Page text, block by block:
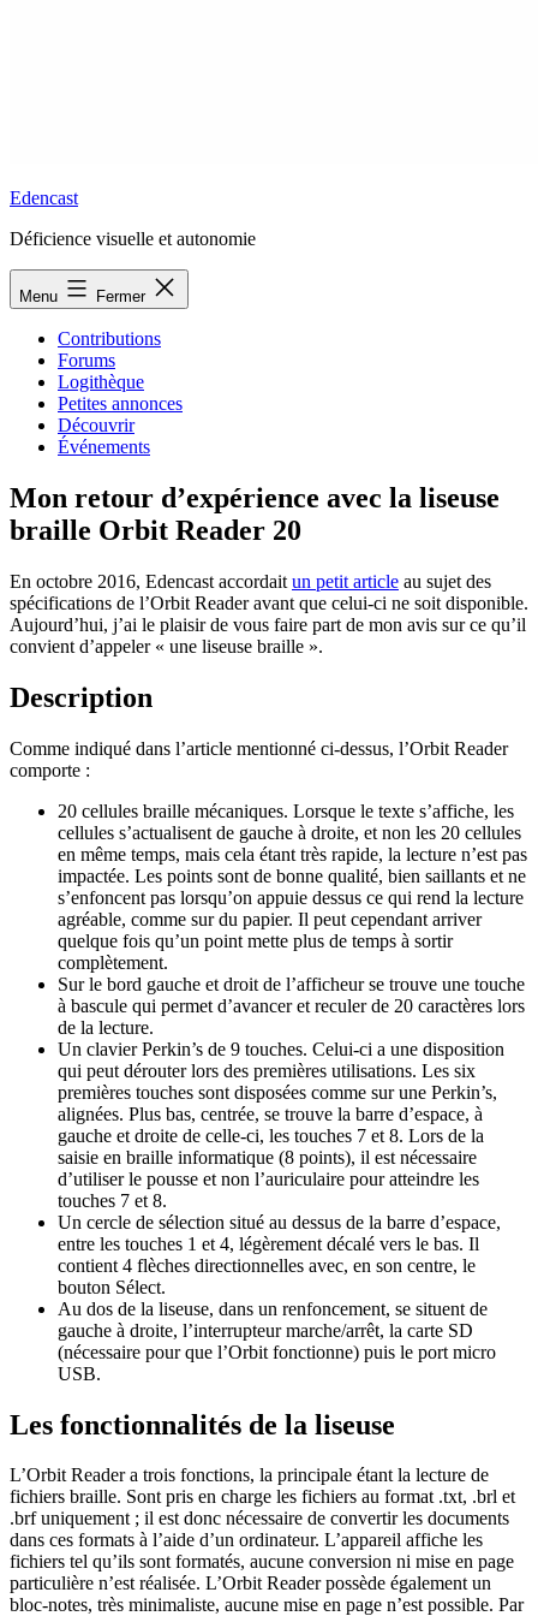
Edencast
Déficience visuelle et autonomie
Menu Fermer
Contributions
Forums
Logithèque
Petites annonces
Découvrir
Événements
Mon retour d’expérience avec la liseuse
braille Orbit Reader 20
En octobre 2016, Edencast accordait un petit article au sujet des
spécifications de l’Orbit Reader avant que celui-ci ne soit disponible.
Aujourd’hui, j’ai le plaisir de vous faire part de mon avis sur ce qu’il
convient d’appeler « une liseuse braille ».
Description
Comme indiqué dans l’article mentionné ci-dessus, l’Orbit Reader
comporte :
20 cellules braille mécaniques. Lorsque le texte s’affiche, les
cellules s’actualisent de gauche à droite, et non les 20 cellules
en même temps, mais cela étant très rapide, la lecture n’est pas
impactée. Les points sont de bonne qualité, bien saillants et ne
s’enfoncent pas lorsqu’on appuie dessus ce qui rend la lecture
agréable, comme sur du papier. Il peut cependant arriver
quelque fois qu’un point mette plus de temps à sortir
complètement.
Sur le bord gauche et droit de l’afficheur se trouve une touche
à bascule qui permet d’avancer et reculer de 20 caractères lors
de la lecture.
Un clavier Perkin’s de 9 touches. Celui-ci a une disposition
qui peut dérouter lors des premières utilisations. Les six
premières touches sont disposées comme sur une Perkin’s,
alignées. Plus bas, centrée, se trouve la barre d’espace, à
gauche et droite de celle-ci, les touches 7 et 8. Lors de la
saisie en braille informatique (8 points), il est nécessaire
d’utiliser le pousse et non l’auriculaire pour atteindre les
touches 7 et 8.
Un cercle de sélection situé au dessus de la barre d’espace,
entre les touches 1 et 4, légèrement décalé vers le bas. Il
contient 4 flèches directionnelles avec, en son centre, le
bouton Sélect.
Au dos de la liseuse, dans un renfoncement, se situent de
gauche à droite, l’interrupteur marche/arrêt, la carte SD
(nécessaire pour que l’Orbit fonctionne) puis le port micro
USB.
Les fonctionnalités de la liseuse
L’Orbit Reader a trois fonctions, la principale étant la lecture de
fichiers braille. Sont pris en charge les fichiers au format .txt, .brl et
.brf uniquement ; il est donc nécessaire de convertir les documents
dans ces formats à l’aide d’un ordinateur. L’appareil affiche les
fichiers tel qu’ils sont formatés, aucune conversion ni mise en page
particulière n’est réalisée. L’Orbit Reader possède également un
bloc-notes, très minimaliste, aucune mise en page n’est possible. Par